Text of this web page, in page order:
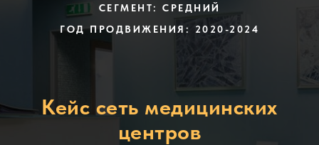
СЕГМЕНТ: СРЕДНИЙ
ГОД ПРОДВИЖЕНИЯ: 2020-2024
Кейс сеть медицинских
центров